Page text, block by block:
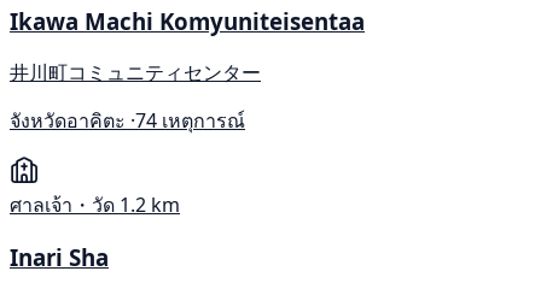
Ikawa Machi Komyuniteisentaa
井川町コミュニティセンター
จังหวัดอาคิตะ ·74 เหตุการณ์
ศาลเจ้า・วัด 1.2 km
Inari Sha